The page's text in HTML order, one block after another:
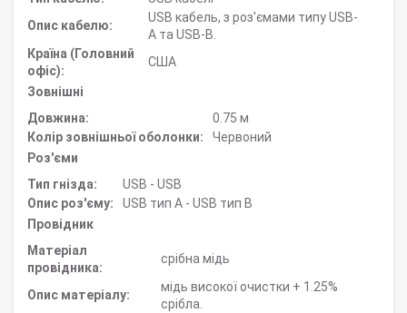
Опис кабелю:
USB кабель, з роз'ємами типу USB-
A та USB-B.
Країна (Головний
офіс):
США
Зовнішні
Довжина:
0.75 м
Колір зовнішньої оболонки:
Червоний
Роз'єми
Тип гнізда:
USB - USB
Опис роз'єму:
USB тип А - USB тип В
Провідник
Матеріал
провідника:
срібна мідь
Опис матеріалу:
мідь високої очистки + 1.25%
срібла.